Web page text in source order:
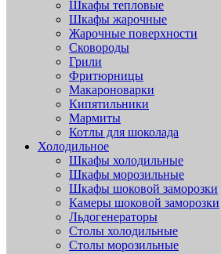
Шкафы тепловые
Шкафы жарочные
Жарочные поверхности
Сковороды
Грили
Фритюрницы
Макароноварки
Кипятильники
Мармиты
Котлы для шоколада
Холодильное
Шкафы холодильные
Шкафы морозильные
Шкафы шоковой заморозки
Камеры шоковой заморозки
Льдогенераторы
Столы холодильные
Столы морозильные